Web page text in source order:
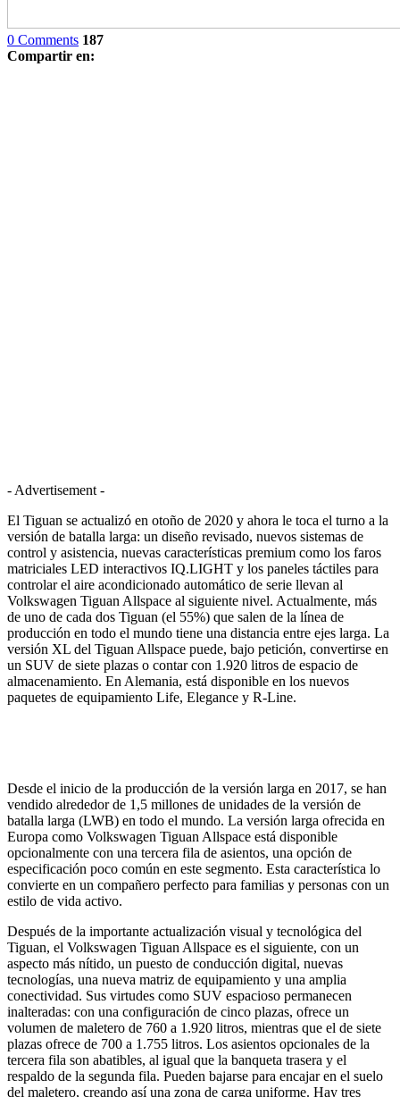
0 Comments 187
Compartir en:
- Advertisement -
El Tiguan se actualizó en otoño de 2020 y ahora le toca el turno a la
versión de batalla larga: un diseño revisado, nuevos sistemas de
control y asistencia, nuevas características premium como los faros
matriciales LED interactivos IQ.LIGHT y los paneles táctiles para
controlar el aire acondicionado automático de serie llevan al
Volkswagen Tiguan Allspace al siguiente nivel. Actualmente, más
de uno de cada dos Tiguan (el 55%) que salen de la línea de
producción en todo el mundo tiene una distancia entre ejes larga. La
versión XL del Tiguan Allspace puede, bajo petición, convertirse en
un SUV de siete plazas o contar con 1.920 litros de espacio de
almacenamiento. En Alemania, está disponible en los nuevos
paquetes de equipamiento Life, Elegance y R-Line.
Desde el inicio de la producción de la versión larga en 2017, se han
vendido alrededor de 1,5 millones de unidades de la versión de
batalla larga (LWB) en todo el mundo. La versión larga ofrecida en
Europa como Volkswagen Tiguan Allspace está disponible
opcionalmente con una tercera fila de asientos, una opción de
especificación poco común en este segmento. Esta característica lo
convierte en un compañero perfecto para familias y personas con un
estilo de vida activo.
Después de la importante actualización visual y tecnológica del
Tiguan, el Volkswagen Tiguan Allspace es el siguiente, con un
aspecto más nítido, un puesto de conducción digital, nuevas
tecnologías, una nueva matriz de equipamiento y una amplia
conectividad. Sus virtudes como SUV espacioso permanecen
inalteradas: con una configuración de cinco plazas, ofrece un
volumen de maletero de 760 a 1.920 litros, mientras que el de siete
plazas ofrece de 700 a 1.755 litros. Los asientos opcionales de la
tercera fila son abatibles, al igual que la banqueta trasera y el
respaldo de la segunda fila. Pueden bajarse para encajar en el suelo
del maletero, creando así una zona de carga uniforme. Hay tres